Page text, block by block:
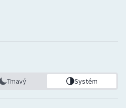
Tmavý Systém